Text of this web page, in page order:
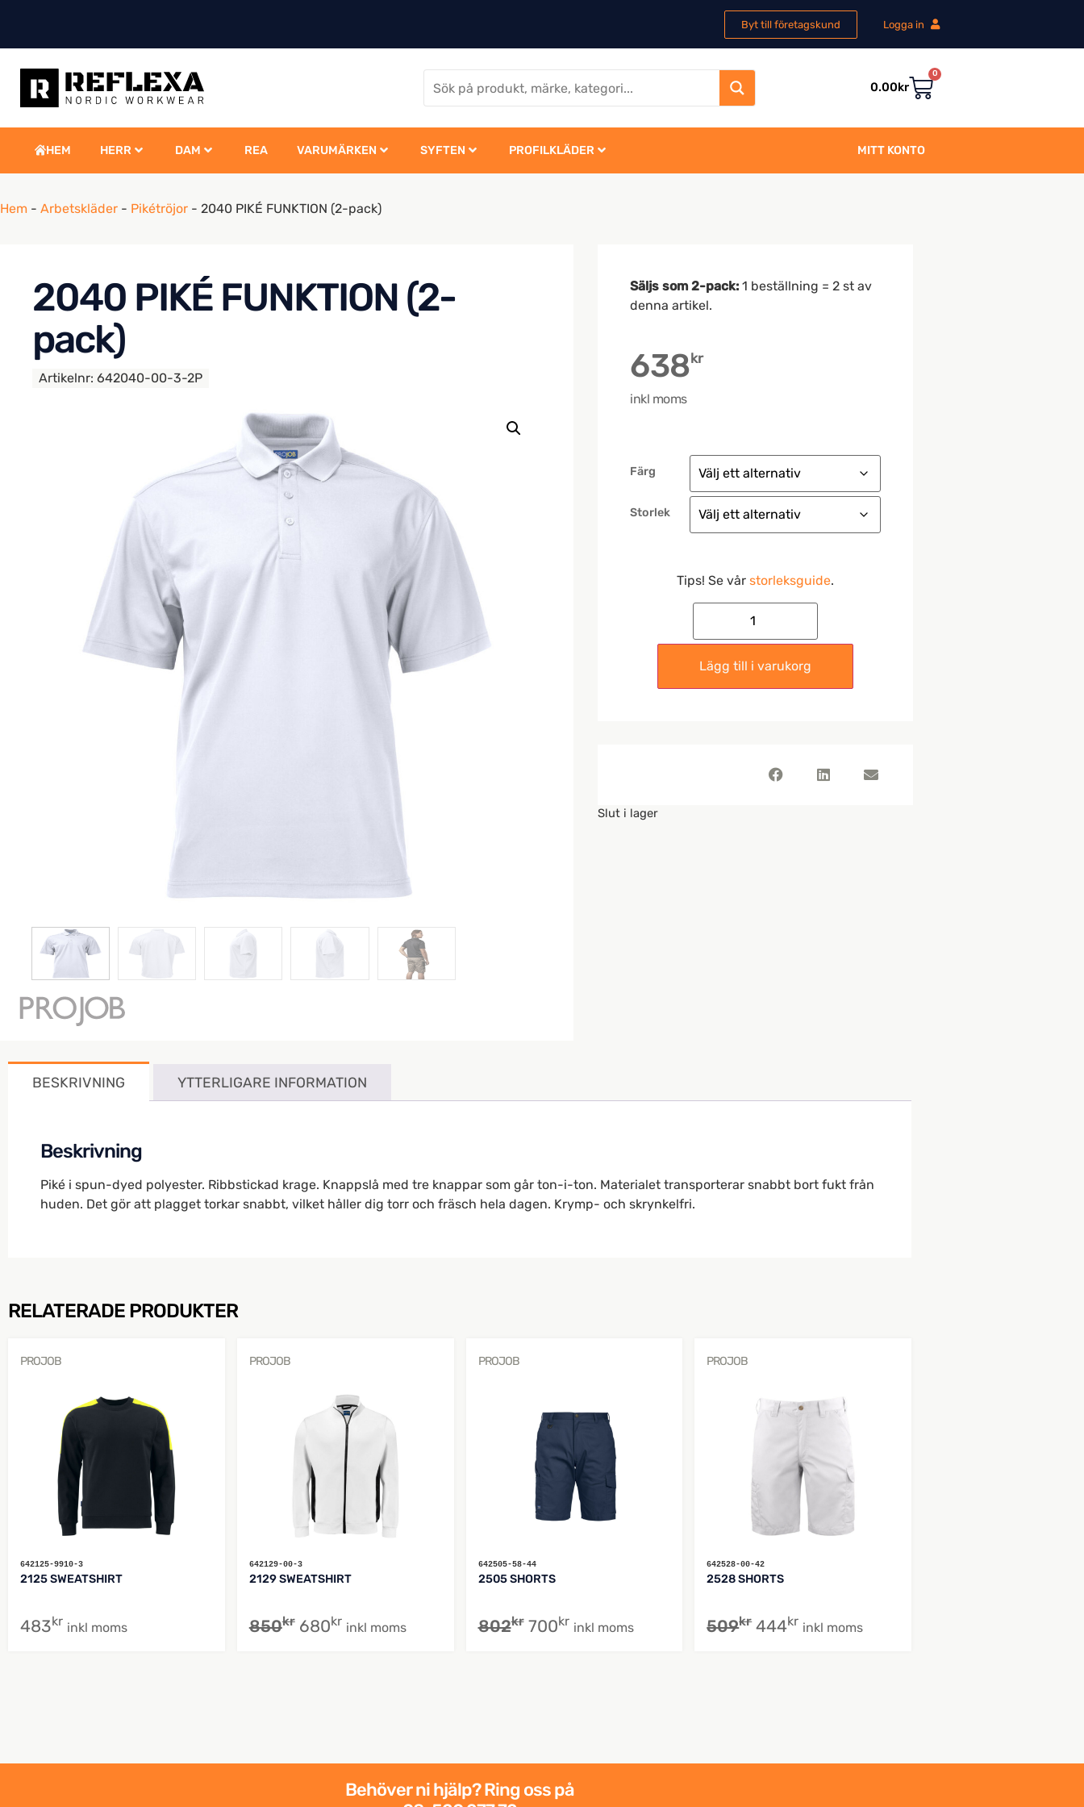
Byt till företagskund Logga in
0.00kr
0
HEM HERR DAM REA VARUMÄRKEN SYFTEN PROFILKLÄDER MITT KONTO
Hem - Arbetskläder - Pikétröjor - 2040 PIKÉ FUNKTION (2-pack)
2040 PIKÉ FUNKTION (2-
pack)
Artikelnr: 642040-00-3-2P
Säljs som 2-pack: 1 beställning = 2 st av
denna artikel.
638kr
inkl moms
Färg
Storlek
Tips! Se vårstorleksguide.
Lägg till i varukorg
Slut i lager
BESKRIVNING YTTERLIGARE INFORMATION
Beskrivning
Piké i spun-dyed polyester. Ribbstickad krage. Knappslå med tre knappar som går ton-i-ton. Materialet transporterar snabbt bort fukt från
huden. Det gör att plagget torkar snabbt, vilket håller dig torr och fräsch hela dagen. Krymp- och skrynkelfri.
RELATERADE PRODUKTER
PROJOB
642125-9910-3
2125 SWEATSHIRT
483kr inkl moms
PROJOB
642129-00-3
2129 SWEATSHIRT
850kr 680kr inkl moms
PROJOB
642505-58-44
2505 SHORTS
802kr 700kr inkl moms
PROJOB
642528-00-42
2528 SHORTS
509kr 444kr inkl moms
Behöver ni hjälp? Ring oss på